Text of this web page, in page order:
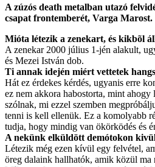
A zúzós death metalban utazó
csapat frontemberét, Varga Marost.
Mióta létezik a zenekart, és kikbõl
A zenekar 2000 július 1-jén alakult,
és Mezei István dob.
Ti annak idején miért vettetek
Hát ez érdekes kérdés, ugyanis erre
ez nem akkora habostorta, mint
szólnak, mi ezzel szemben
tenni is kell ellenük. Ez a komolyabb
tudja, hogy mindig van ökörködés és
A nekünk elküldött demótokon
Létezik még ezen kívül egy felvétel,
öreg dalaink hallhatók, amik közül ma